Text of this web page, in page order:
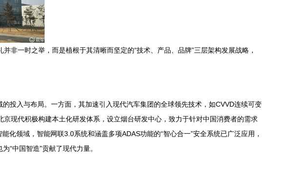
非一时之举，而是植根于其清晰而坚定的“技术、产品、品牌”三层架构发展战略，
投入与布局。一方面，其加速引入现代汽车集团的全球领先技术，如CVVD连续可变
现代积极构建本土化研发体系，设立烟台研发中心，致力于针对中国消费者的需求
领域，智能网联3.0系统和涵盖多项ADAS功能的“智心合一”安全系统已广泛应用，
“中国智造”贡献了现代力量。